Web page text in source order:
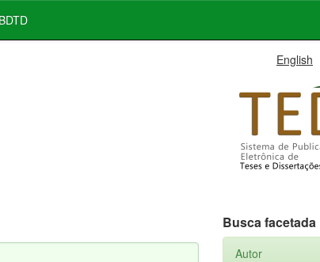
English
Busca facetada
Autor